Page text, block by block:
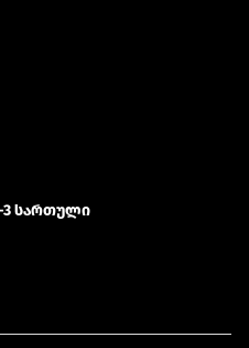
3 სართული